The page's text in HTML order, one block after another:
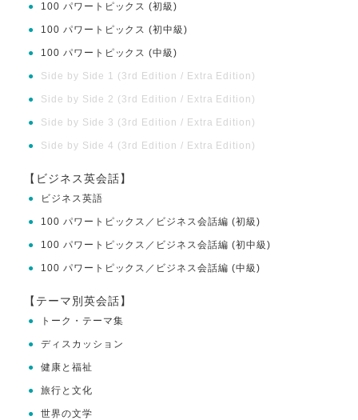
● 100 パワートピックス (初級)
● 100 パワートピックス (初中級)
● 100 パワートピックス (中級)
● Side by Side 1 (3rd Edition / Extra Edition)
● Side by Side 2 (3rd Edition / Extra Edition)
● Side by Side 3 (3rd Edition / Extra Edition)
● Side by Side 4 (3rd Edition / Extra Edition)
【ビジネス英会話】
● ビジネス英語
● 100 パワートピックス／ビジネス会話編 (初級)
● 100 パワートピックス／ビジネス会話編 (初中級)
● 100 パワートピックス／ビジネス会話編 (中級)
【テーマ別英会話】
● トーク・テーマ集
● ディスカッション
● 健康と福祉
● 旅行と文化
● 世界の文学